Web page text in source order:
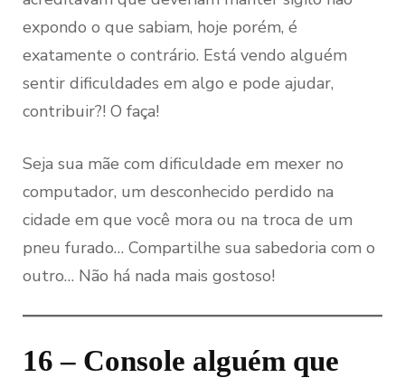
expondo o que sabiam, hoje porém, é
exatamente o contrário. Está vendo alguém
sentir dificuldades em algo e pode ajudar,
contribuir?! O faça!
Seja sua mãe com dificuldade em mexer no
computador, um desconhecido perdido na
cidade em que você mora ou na troca de um
pneu furado… Compartilhe sua sabedoria com o
outro… Não há nada mais gostoso!
16 – Console alguém que